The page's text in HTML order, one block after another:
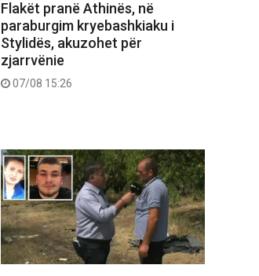
Flakët pranë Athinës, në
paraburgim kryebashkiaku i
Stylidës, akuzohet për
zjarrvënie
07/08 15:26